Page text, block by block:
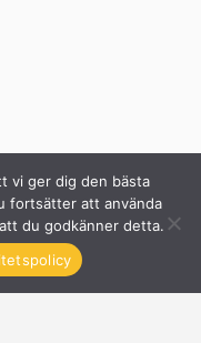
vi ger dig den bästa
fortsätter att använda
du godkänner detta.